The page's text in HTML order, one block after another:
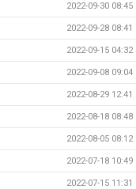
2022-09-30 08:45
2022-09-28 08:41
2022-09-15 04:32
2022-09-08 09:04
2022-08-29 12:41
2022-08-18 08:48
2022-08-05 08:12
2022-07-18 10:49
2022-07-15 11:31